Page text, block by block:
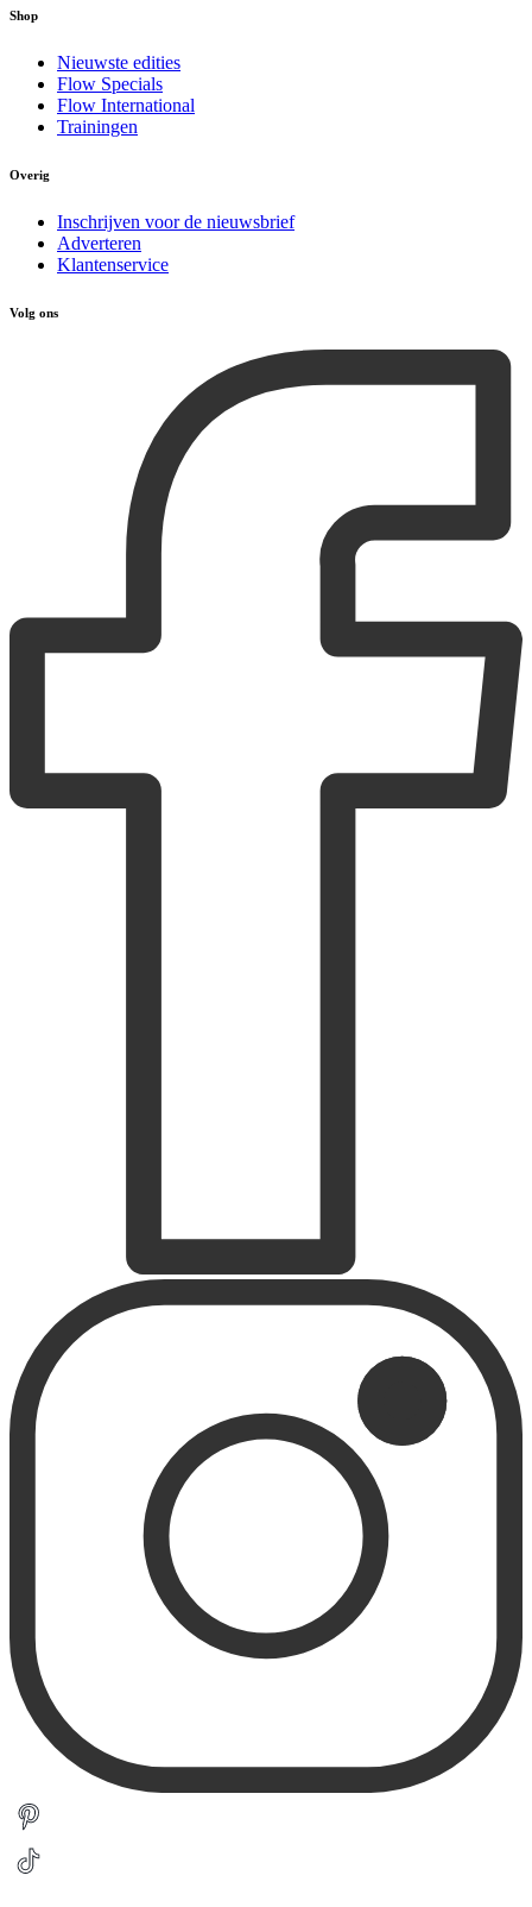
Shop
Nieuwste edities
Flow Specials
Flow International
Trainingen
Overig
Inschrijven voor de nieuwsbrief
Adverteren
Klantenservice
Volg ons